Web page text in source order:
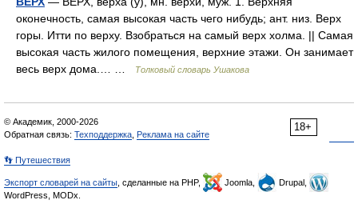
оконечность, самая высокая часть чего нибудь; ант. низ. Верх
горы. Итти по верху. Взобраться на самый верх холма. || Самая
высокая часть жилого помещения, верхние этажи. Он занимает
весь верх дома.… …
Толковый словарь Ушакова
18+
© Академик, 2000-2026
Обратная связь: Техподдержка Реклама на сайте
👣 Путешествия
Экспорт словарей на сайты , сделанные на PHP, Joomla,
Drupal,
WordPress, MODx.